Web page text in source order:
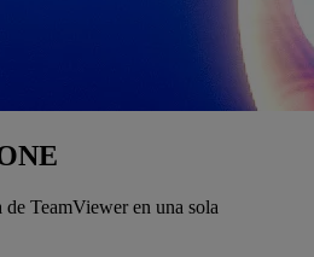
TeamViewer en una sola